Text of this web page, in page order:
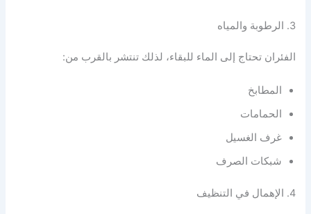
3. الرطوبة والمياه
الفئران تحتاج إلى الماء للبقاء، لذلك تنتشر بالقرب من:
المطابخ
الحمامات
غرف الغسيل
شبكات الصرف
4. الإهمال في التنظيف